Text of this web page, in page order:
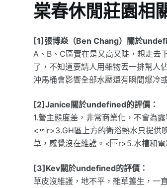
棠春休閒莊園相
[1]張博焱（Ben Chang）關於
A、B、C區實在是又高又陡，想走去
了，不知道要請人用雜物丟一排幫
沖馬桶會影響全部水壓還有瞬間爆冷
[2]Janice關於undefined的評價：
1.營主態度差，非常商業化，不會為
<r>3.GH區上方的衛浴熱水只提供
草，感覺沒在維護。<r>5.水槽和電
[3]Kev關於undefined的評價：
草皮沒維護，地不平，雜草叢生，